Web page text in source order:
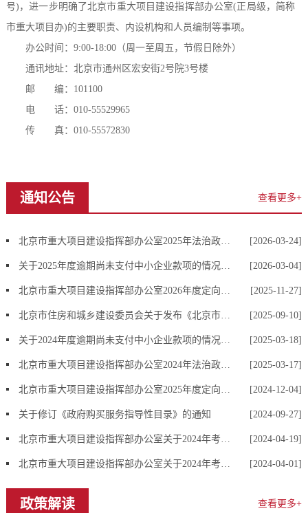
号)，进一步明确了北京市重大项目建设指挥部办公室(正局级，简称
市重大项目办)的主要职责、内设机构和人员编制等事项。
办公时间：9:00-18:00（周一至周五，节假日除外）
通讯地址：北京市通州区宏安街2号院3号楼
邮 编：101100
电 话：010-55529965
传 真：010-55572830
通知公告 查看更多+
北京市重大项目建设指挥部办公室2025年法治政府建设年度情况报告 [2026-03-24]
关于2025年度逾期尚未支付中小企业款项的情况说明 [2026-03-04]
北京市重大项目建设指挥部办公室2026年度定向选调应届优秀大学毕业生拟录用人员公示公告 [2025-11-27]
北京市住房和城乡建设委员会关于发布《北京市房屋建筑和市政工程施工招标文件标准文本（2025版）》等八个标准文本的通知 [2025-09-10]
关于2024年度逾期尚未支付中小企业款项的情况说明 [2025-03-18]
北京市重大项目建设指挥部办公室2024年法治政府建设年度情况报告 [2025-03-17]
北京市重大项目建设指挥部办公室2025年度定向选调应届优秀大学毕业生拟录用人员公示公告 [2024-12-04]
关于修订《政府购买服务指导性目录》的通知 [2024-09-27]
北京市重大项目建设指挥部办公室关于2024年考试录用公务员拟录用人员公示公告 [2024-04-19]
北京市重大项目建设指挥部办公室关于2024年考试录用公务员拟录用人员公示公告 [2024-04-01]
政策解读 查看更多+